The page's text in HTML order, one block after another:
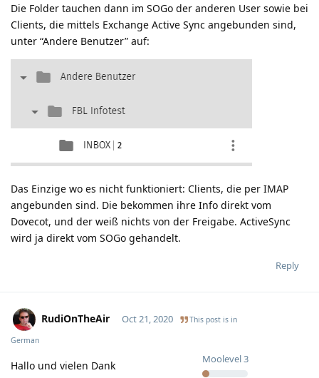
Die Folder tauchen dann im SOGo der anderen User sowie bei
Clients, die mittels Exchange Active Sync angebunden sind,
unter “Andere Benutzer” auf:
Das Einzige wo es nicht funktioniert: Clients, die per IMAP
angebunden sind. Die bekommen ihre Info direkt vom
Dovecot, und der weiß nichts von der Freigabe. ActiveSync
wird ja direkt vom SOGo gehandelt.
Reply
RudiOnTheAir
Moolevel3
Oct 21, 2020 This post is in
German
Hallo und vielen Dank